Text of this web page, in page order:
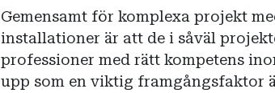
Gemensamt för komplexa projekt
installationer är att de i såväl
professioner med rätt kompetens
upp som en viktig framgångsfaktor